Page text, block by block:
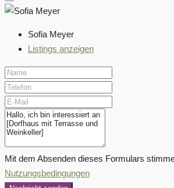
Sofia Meyer
Listings anzeigen
Mit dem Absenden dieses Formulars
Nutzungsbedingungen